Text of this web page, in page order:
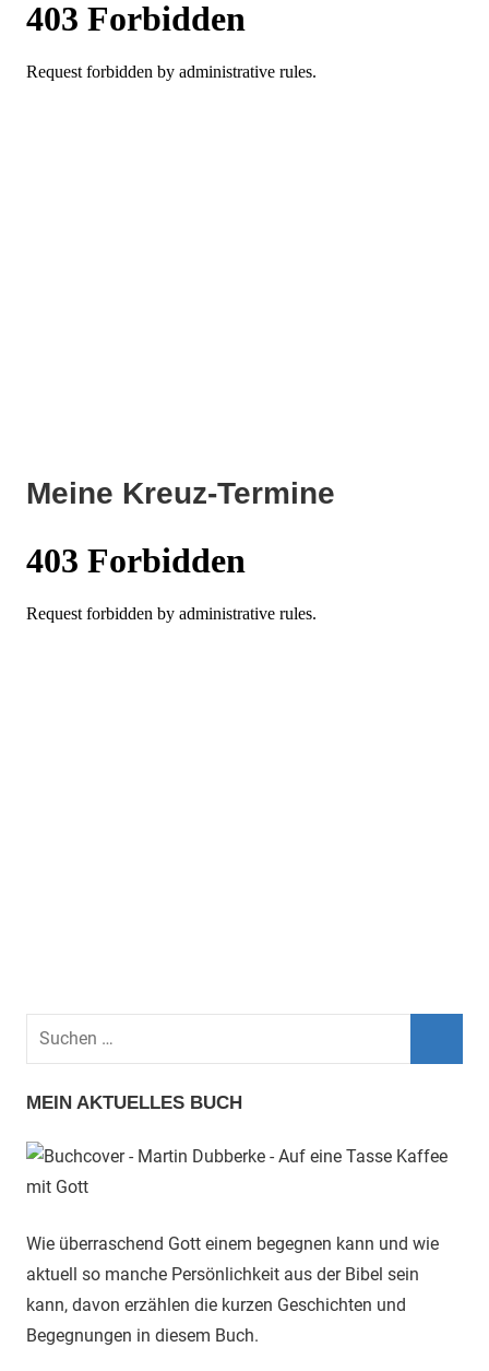
Meine Kreuz-Termine
Suchen
MEIN AKTUELLES BUCH
Wie überraschend Gott einem begegnen kann und wie
aktuell so manche Persönlichkeit aus der Bibel sein
kann, davon erzählen die kurzen Geschichten und
Begegnungen in diesem Buch.